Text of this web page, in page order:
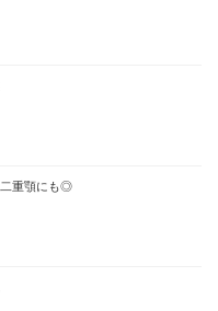
重顎にも◎